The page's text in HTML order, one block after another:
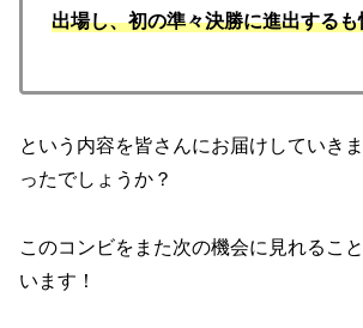
出場し、初の準々決勝に進出する
という内容を皆さんにお届けしていき
ったでしょうか？
このコンビをまた次の機会に見れるこ
います！